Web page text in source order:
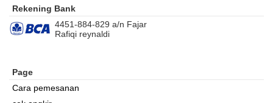
Rekening Bank
4451-884-829 a/n Fajar
Rafiqi reynaldi
Page
Cara pemesanan